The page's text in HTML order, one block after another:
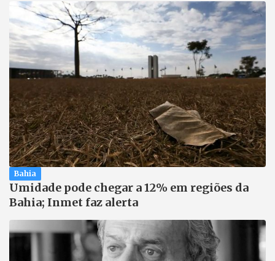
Bahia
Umidade pode chegar a 12% em regiões da
Bahia; Inmet faz alerta